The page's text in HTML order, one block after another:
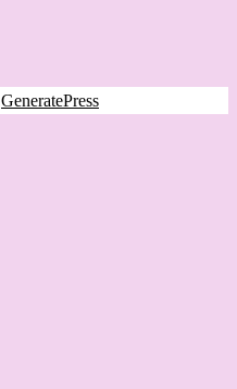
GeneratePress